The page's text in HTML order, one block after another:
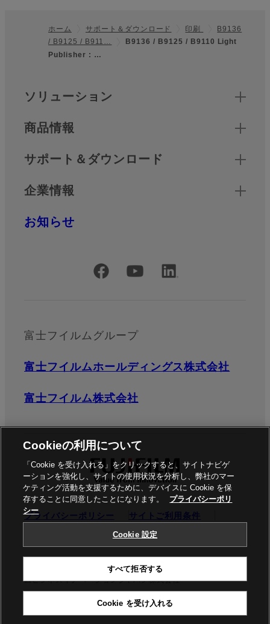
フッター
ホーム サポート＆ダウンロード 印刷
B9136
/ B9125 / B911…
B9136 / B9125 / B9110 Light
Publisher : …
クイックリンク
ソリューション
商品情報
サポート＆ダウンロード
企業情報
お知らせ
公式SNSアカウント
富士フイルムグループ
富士フイルムホールディングス株式会社
富士フイルム株式会社
プライバシーポリシー
サイトご利用条件
商標 Cookie設定
ムビジネスイノベーションジャパン株式会社
Cookieの利用について
「Cookie を受け入れる」をクリックすると、サイトナビゲ
ーションを強化し、サイトの使用状況を分析し、弊社のマー
ケティング活動を支援するために、デバイスに Cookie を保
存することに同意したことになります。
プライバシーポリ
シー
Cookie 設定
すべて拒否する
Cookie を受け入れる